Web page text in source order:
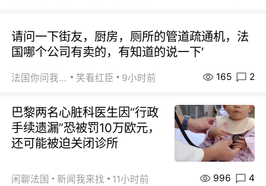
请问一下街友，厨房，厕所的管道疏通机，法
国哪个公司有卖的，有知道的说一下′
法国你问我答 笑看红臣 9小时前 165 2
巴黎两名心脏科医生因“行政
手续遗漏”恐被罚10万欧元，
还可能被迫关闭诊所
闲聊法国 新闻我来找 11小时前 996 4